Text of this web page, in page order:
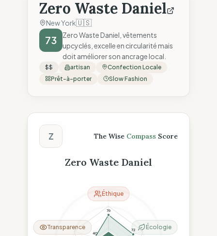
Zero Waste Daniel
New York🇺🇸
73
Zero Waste Daniel, vêtements
upcyclés, excelle en circularité mais
doit améliorer son ancrage local.
$$ artisan
Confection Locale
Prêt-à-porter
Slow Fashion
Score The Wise Compass
Z The Wise Compass Score
Zero Waste Daniel
76
72
40
Éthique
Écologie
Transparence